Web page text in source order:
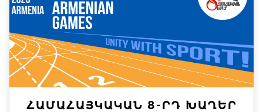
ՀԱՄԱՀԱՅԿԱԿԱՆ 8-ՐԴ ԽԱՂԵՐ